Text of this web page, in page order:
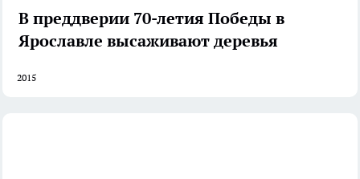
В преддверии 70-летия Победы в
Ярославле высаживают деревья
2015